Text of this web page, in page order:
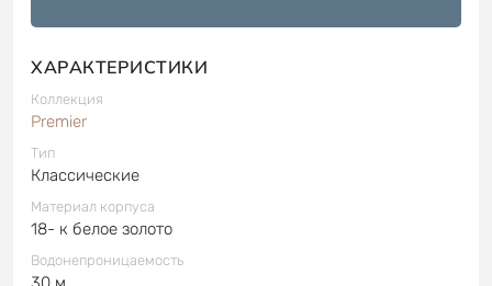
ХАРАКТЕРИСТИКИ
Коллекция
Premier
Тип
Классические
Материал корпуса
18- к белое золото
Водонепроницаемость